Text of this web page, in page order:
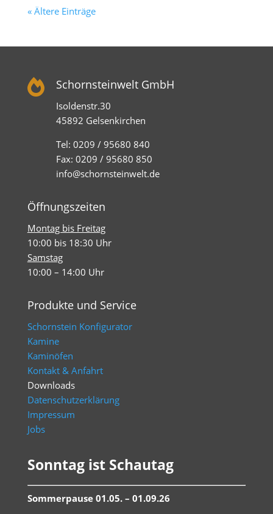
« Ältere Einträge
 Schornsteinwelt GmbH
Isoldenstr.30
45892 Gelsenkirchen
Tel: 0209 / 95680 840
Fax: 0209 / 95680 850
info@schornsteinwelt.de
Öffnungszeiten
Montag bis Freitag
10:00 bis 18:30 Uhr
Samstag
10:00 – 14:00 Uhr
Produkte und Service
Schornstein Konfigurator
Kamine
Kaminöfen
Kontakt & Anfahrt
Downloads
Datenschutzerklärung
Impressum
Jobs
Sonntag ist Schautag
Sommerpause 01.05. – 01.09.26